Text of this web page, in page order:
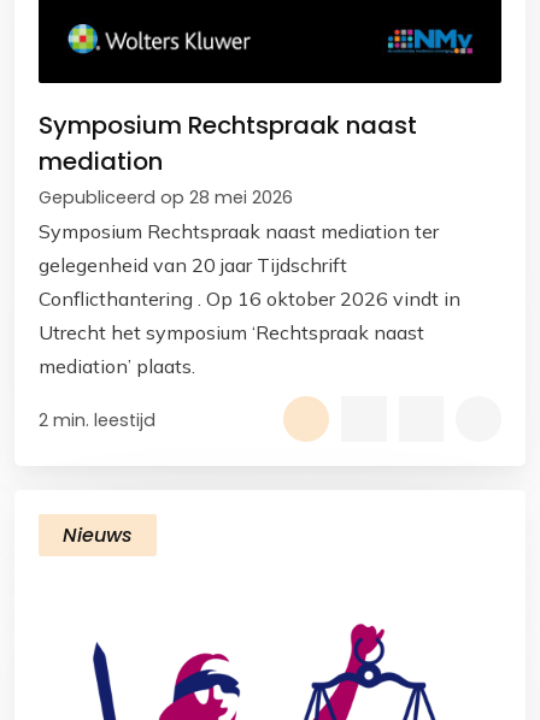
Symposium Rechtspraak naast
mediation
Gepubliceerd op 28 mei 2026
Symposium Rechtspraak naast mediation ter
gelegenheid van 20 jaar Tijdschrift
Conflicthantering . Op 16 oktober 2026 vindt in
Utrecht het symposium ‘Rechtspraak naast
mediation’ plaats.
2 min. leestijd
Nieuws